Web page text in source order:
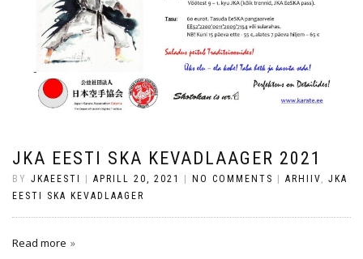
JKA EESTI SKA KEVADLAAGER 2021
BY JKAEESTI | APRILL 20, 2021 | NO COMMENTS | ARHIIV
JKA
EESTI SKA KEVADLAAGER
Read more